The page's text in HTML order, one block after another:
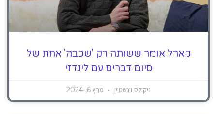
קארל אומר ששותה רק 'שכבה' אחת של
סיום דברים עם לינדזי
ניקולס וינשטיין מרץ 6, 2024